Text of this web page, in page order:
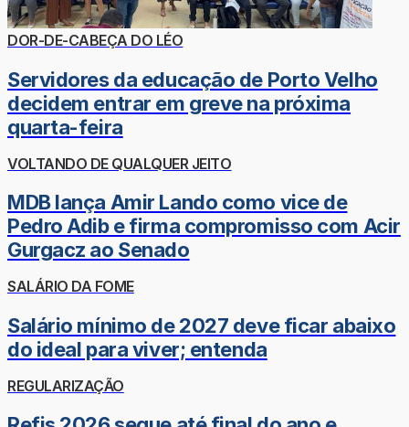
DOR-DE-CABEÇA DO LÉO
Servidores da educação de Porto Velho
decidem entrar em greve na próxima
quarta-feira
VOLTANDO DE QUALQUER JEITO
MDB lança Amir Lando como vice de
Pedro Adib e firma compromisso com Acir
Gurgacz ao Senado
SALÁRIO DA FOME
Salário mínimo de 2027 deve ficar abaixo
do ideal para viver; entenda
REGULARIZAÇÃO